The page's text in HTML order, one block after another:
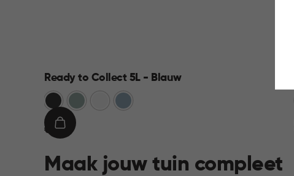
Ready to Collect 5L - Blauw
Donkergrijs
Groen Blauw
€€ 9,95
IN
Maak jouw tuin compleet